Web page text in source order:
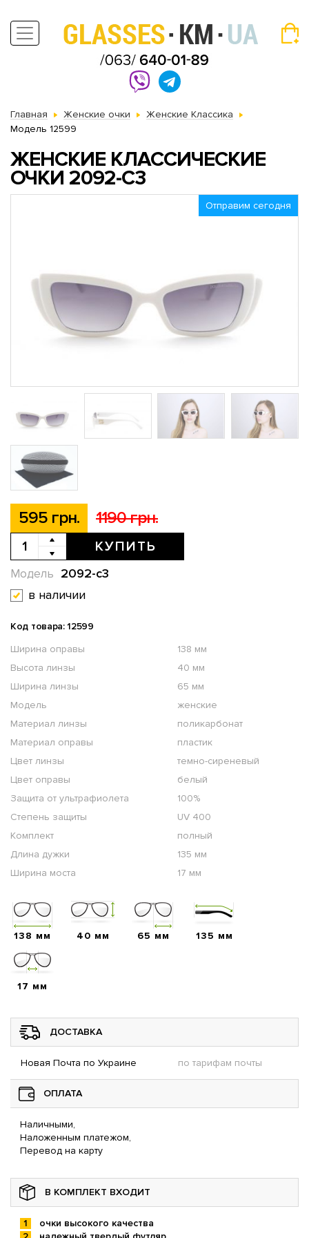
Главная Женские очки
Женские Классика
Модель 12599
ЖЕНСКИЕ КЛАССИЧЕСКИЕ
ОЧКИ 2092-С3
Отправим сегодня
595 грн. 1190 грн.
КУПИТЬ
2092-с3
Модель
в наличии
Код товара: 12599
Ширина оправы
138 мм
Высота линзы
40 мм
Ширина линзы
65 мм
Модель
женские
Материал линзы
поликарбонат
Материал оправы
пластик
Цвет линзы
темно-сиреневый
Цвет оправы
белый
Защита от ультрафиолета
100%
Степень защиты
UV 400
Комплект
полный
Длина дужки
135 мм
Ширина моста
17 мм
138 мм 40 мм 65 мм 135 мм
17 мм
ДОСТАВКА
Новая Почта по Украине по тарифам почты
ОПЛАТА
Наличными,
Наложенным платежом,
Перевод на карту
В КОМПЛЕКТ ВХОДИТ
очки высокого качества